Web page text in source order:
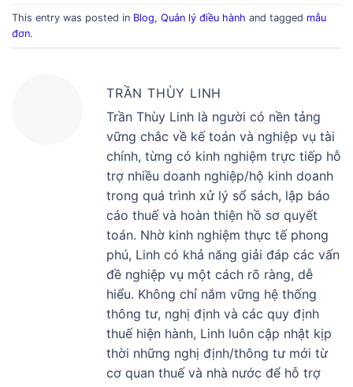
This entry was posted in Blog, Quản lý điều hành and tagged mẫu
đơn.
TRẦN THÙY LINH
Trần Thùy Linh là người có nền tảng
vững chắc về kế toán và nghiệp vụ tài
chính, từng có kinh nghiệm trực tiếp hỗ
trợ nhiều doanh nghiệp/hộ kinh doanh
trong quá trình xử lý sổ sách, lập báo
cáo thuế và hoàn thiện hồ sơ quyết
toán. Nhờ kinh nghiệm thực tế phong
phú, Linh có khả năng giải đáp các vấn
đề nghiệp vụ một cách rõ ràng, dễ
hiểu. Không chỉ nắm vững hệ thống
thông tư, nghị định và các quy định
thuế hiện hành, Linh luôn cập nhật kịp
thời những nghị định/thông tư mới từ
cơ quan thuế và nhà nước để hỗ trợ